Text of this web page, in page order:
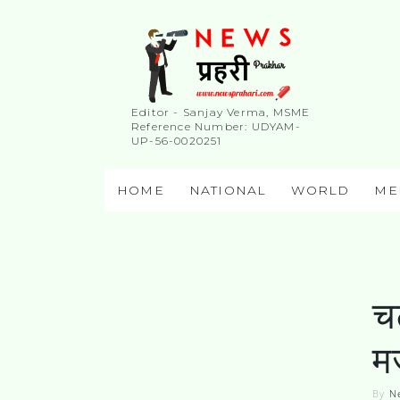
Editor - Sanjay Verma, MSME
Reference Number: UDYAM-
UP-56-0020251
HOME NATIONAL WORLD
By